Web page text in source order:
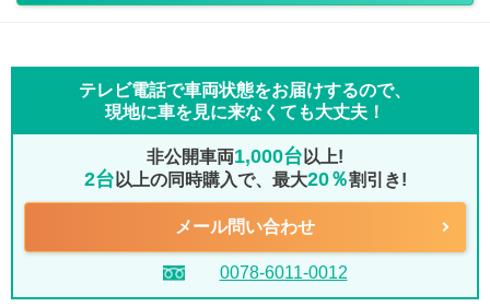
テレビ電話で車両状態をお届けするので、
現地に車を見に来なくても大丈夫！
非公開車両1,000台 以上!
2台 以上の同時購入で、最大20％割引き!
メール問い合わせ
0078-6011-0012